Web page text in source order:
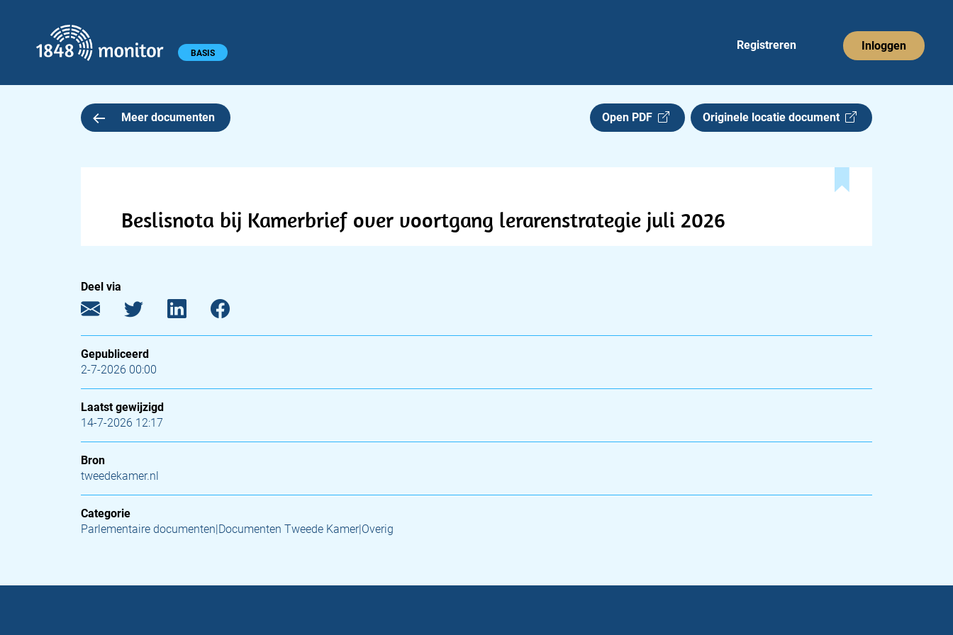
Hoofdmenu BASIS
Registreren Inloggen
Meer documenten Open PDF Originele locatie document
Beslisnota bij Kamerbrief over voortgang lerarenstrategie juli 2026
Deel via
Gepubliceerd
2-7-2026 00:00
Laatst gewijzigd
14-7-2026 12:17
Bron
tweedekamer.nl
Categorie
Parlementaire documenten|Documenten Tweede Kamer|Overig